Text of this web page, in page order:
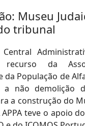
Museu
tribunal
da
da População de
a não demolição
a construção do
teve o apoio